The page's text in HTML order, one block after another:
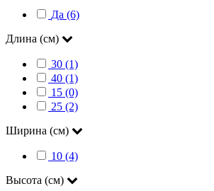
Да (6)
Длина (см)
30 (1)
40 (1)
15 (0)
25 (2)
Ширина (см)
10 (4)
Высота (см)